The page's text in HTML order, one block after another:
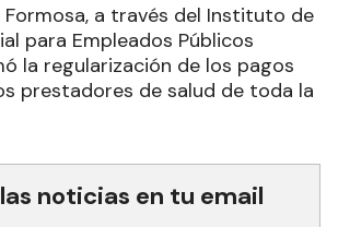
Formosa, a través del Instituto de
para Empleados Públicos
la regularización de los pagos
prestadores de salud de toda la
noticias en tu email